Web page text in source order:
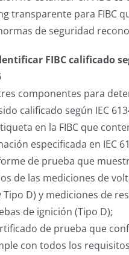
transparente para FIBC
de seguridad
FIBC calificado
componentes para
calificado según IEC
en la FIBC que
especificada en IEC
de prueba que
de las mediciones de
Tipo D) y mediciones de
de ignición (Tipo D);
de prueba que
con todos los